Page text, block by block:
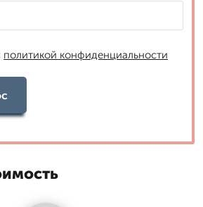
политикой конфиденциальности